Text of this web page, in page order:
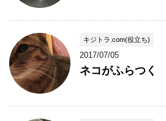
キジトラ.com(役立ち)
2017/07/05
ネコがふらつく